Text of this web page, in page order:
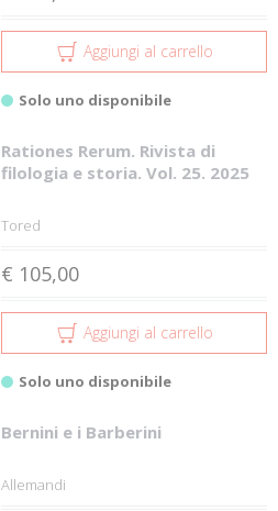
Aggiungi al carrello
Solo uno disponibile
Rationes Rerum. Rivista di
filologia e storia. Vol. 25. 2025
Tored
€ 105,00
Aggiungi al carrello
Solo uno disponibile
Bernini e i Barberini
Allemandi